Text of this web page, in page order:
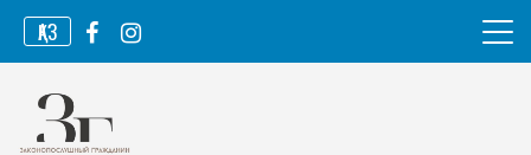
Перейти
содержимому
ҚАЗ